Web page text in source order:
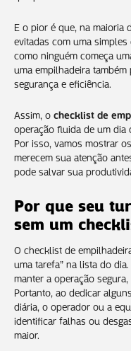
E o pior é que, na maioria
evitadas com uma
como ninguém começa
uma empilhadeira
segurança e eficiência.
Assim, ochecklist de
operação fluida de um dia
Por isso, vamos mostrar
merecem sua atenção
pode salvar sua
Por que seu
sem um
O checklist de
uma tarefa” na lista do
manter a operação
Portanto, ao dedicar
diária, o operador ou a
identificar falhas ou
maior.